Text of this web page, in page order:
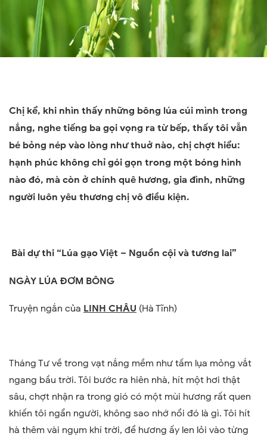
Chị kể, khi nhìn thấy những bông lúa cúi mình trong
nắng, nghe tiếng ba gọi vọng ra từ bếp, thấy tôi vẫn
bé bỏng nép vào lòng như thuở nào, chị chợt hiểu:
hạnh phúc không chỉ gói gọn trong một bóng hình
nào đó, mà còn ở chính quê hương, gia đình, những
người luôn yêu thương chị vô điều kiện.
Bài dự thi “Lúa gạo Việt – Nguồn cội và tương lai”
NGÀY LÚA ĐƠM BÔNG
Truyện ngắn của LINH CHÂU (Hà Tĩnh)
Tháng Tư về trong vạt nắng mềm như tấm lụa mỏng vắt
ngang bầu trời. Tôi bước ra hiên nhà, hít một hơi thật
sâu, chợt nhận ra trong gió có một mùi hương rất quen
khiến tôi ngẩn người, không sao nhớ nổi đó là gì. Tôi hít
hà thêm vài ngụm khí trời, để hương ấy len lỏi vào từng